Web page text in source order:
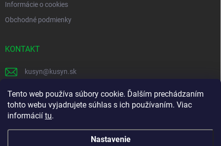
Tento web používa súbory cookie. Ďalším prechádzaním
tohto webu vyjadrujete súhlas s ich používaním. Viac
informácií tu.
Nastavenie
Informácie o cookies
Obchodné podmienky
KONTAKT
kusyn@kusyn.sk
+421 903 445 999
labtech_svk